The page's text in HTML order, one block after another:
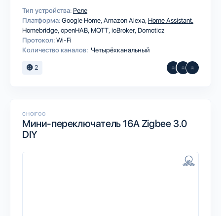
Тип устройства: Реле
Платформа:Google HomeAmazon Alexa Home Assistant
HomebridgeopenHAB MQTTioBroker Domoticz
Протокол:Wi-Fi
Количество каналов: Четырёхканальный
2
CHOIFOO
Мини-переключатель 16A Zigbee 3.0
DIY